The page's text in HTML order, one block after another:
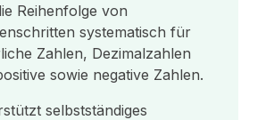
Reihenfolge von
systematisch für
Zahlen, Dezimalzahlen
sowie negative Zahlen.
selbstständiges